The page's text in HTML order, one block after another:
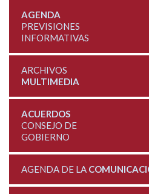
AGENDA
PREVISIONES
INFORMATIVAS
ARCHIVOS
MULTIMEDIA
ACUERDOS
CONSEJO DE
GOBIERNO
AGENDA DE LA